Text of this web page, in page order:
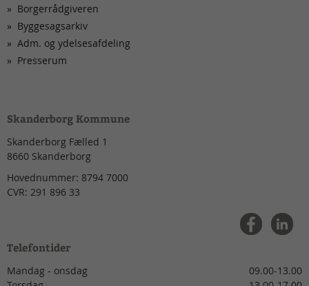
Borgerrådgiveren
Byggesagsarkiv
Adm. og ydelsesafdeling
Presserum
Skanderborg Kommune
Skanderborg Fælled 1
8660 Skanderborg
Hovednummer: 8794 7000
CVR: 291 896 33
Telefontider
Mandag - onsdag
09.00-13.00